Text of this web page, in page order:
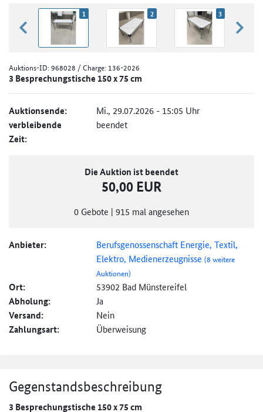
zurück blättern
1 2 3
Auktions-ID:968028 / Charge: 136-2026
3 Besprechungstische 150 x 75 cm
Auktionsende: Mi., 29.07.2026 - 15:05 Uhr
verbleibende
Zeit:
beendet
Die Auktion ist beendet
50,00 EUR
0 Gebote | 915 mal angesehen
Anbieter:
Berufsgenossenschaft Energie, Textil,
Elektro, Medienerzeugnisse(8 weitere
Auktionen)
Ort: 53902 Bad Münstereifel
Abholung: Ja
Versand: Nein
Zahlungsart: Überweisung
Gegenstandsbeschreibung
3 Besprechungstische 150 x 75 cm